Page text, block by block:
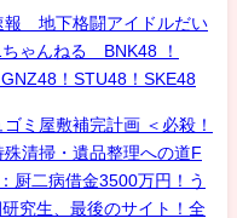
報 地下格闘アイドルだい
ゃんねる BNK48 ！
！STU48！SKE48
ミ屋敷補完計画 ＜必殺！
清掃・遺品整理への道F
厨二病借金3500万円！う
究生、最後のサイト！全